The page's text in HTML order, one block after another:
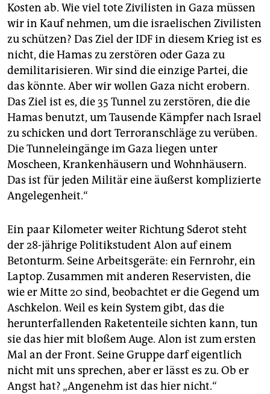
Kosten ab. Wie viel tote Zivilisten in Gaza müssen
wir in Kauf nehmen, um die israelischen Zivilisten
zu schützen? Das Ziel der IDF in diesem Krieg ist es
nicht, die Hamas zu zerstören oder Gaza zu
demilitarisieren. Wir sind die einzige Partei, die
das könnte. Aber wir wollen Gaza nicht erobern.
Das Ziel ist es, die 35 Tunnel zu zerstören, die die
Hamas benutzt, um Tausende Kämpfer nach Israel
zu schicken und dort Terroranschläge zu verüben.
Die Tunneleingänge im Gaza liegen unter
Moscheen, Krankenhäusern und Wohnhäusern.
Das ist für jeden Militär eine äußerst komplizierte
Angelegenheit.“
Ein paar Kilometer weiter Richtung Sderot steht
der 28-jährige Politikstudent Alon auf einem
Betonturm. Seine Arbeitsgeräte: ein Fernrohr, ein
Laptop. Zusammen mit anderen Reservisten, die
wie er Mitte 20 sind, beobachtet er die Gegend um
Aschkelon. Weil es kein System gibt, das die
herunterfallenden Raketenteile sichten kann, tun
sie das hier mit bloßem Auge. Alon ist zum ersten
Mal an der Front. Seine Gruppe darf eigentlich
nicht mit uns sprechen, aber er lässt es zu. Ob er
Angst hat? „Angenehm ist das hier nicht.“